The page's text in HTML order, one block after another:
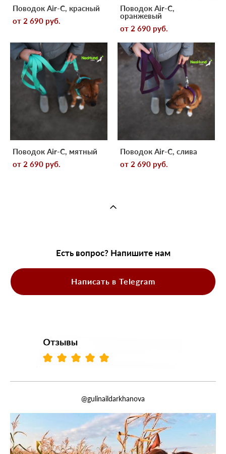
Поводок Air-C, красный
от 2 690 pуб.
Поводок Air-C,
оранжевый
от 2 690 pуб.
Поводок Air-C, мятный
от 2 690 pуб.
Поводок Air-C, слива
от 2 690 pуб.
Есть вопрос? Напишите нам
Написать в Telegram
@gulinaildarkhanova